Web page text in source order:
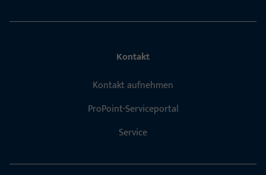
Kontakt
Kontakt aufnehmen
ProPoint-Serviceportal
Service